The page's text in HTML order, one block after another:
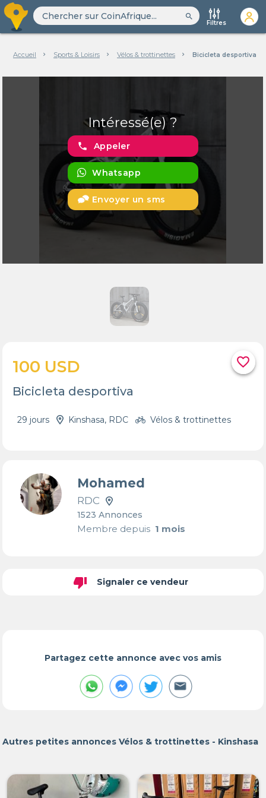
search
Filtres
Accueil Sports & Loisirs Vélos & trottinettes Bicicleta desportiva
Intéressé(e) ?
phone Appeler
Whatsapp
Envoyer un sms
favorite_border
100 USD
Bicicleta desportiva
29 jours Kinshasa, RDC Vélos & trottinettes
Mohamed
RDC
1523 Annonces
Membre depuis1 mois
thumb_down Signaler ce vendeur
Partagez cette annonce avec vos amis
Autres petites annonces Vélos & trottinettes - Kinshasa